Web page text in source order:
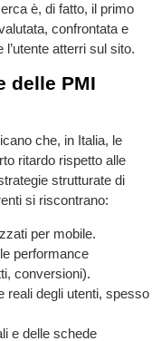
è, di fatto, il primo
confrontata e
atterri sul sito.
delle PMI
che, in Italia, le
ritardo rispetto alle
strutturate di
si riscontrano:
per mobile.
performance
conversioni).
reali degli utenti, spesso
e delle schede